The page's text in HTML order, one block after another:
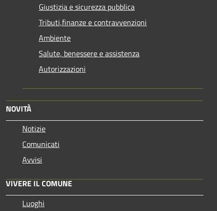
Giustizia e sicurezza pubblica
Tributi,finanze e contravvenzioni
Ambiente
Salute, benessere e assistenza
Autorizzazioni
NOVITÀ
Notizie
Comunicati
Avvisi
VIVERE IL COMUNE
Luoghi